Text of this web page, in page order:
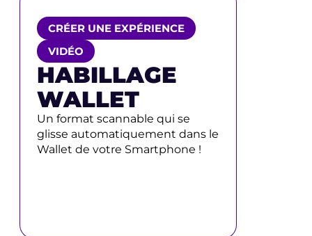
CRÉER UNE EXPÉRIENCE
VIDÉO
HABILLAGE
WALLET
Un format scannable qui se
glisse automatiquement dans le
Wallet de votre Smartphone !